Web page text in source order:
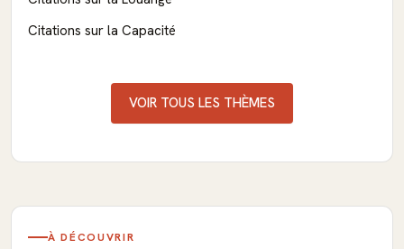
Citations sur la Capacité
VOIR TOUS LES THÈMES
À DÉCOUVRIR